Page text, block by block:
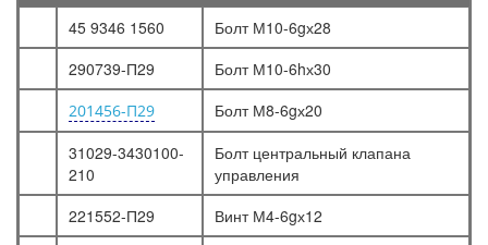
45 9346 1560
Болт М10-6gх28
290739-П29
Болт М10-6hх30
201456-П29
Болт М8-6gх20
31029-3430100-
210
Болт центральный клапана
управления
221552-П29
Винт М4-6gх12